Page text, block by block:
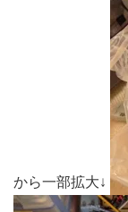
から一部拡大↓